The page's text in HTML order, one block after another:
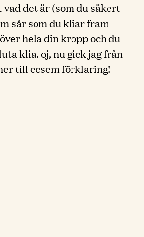
vad det är (som du säkert
sår som du kliar fram
hela din kropp och du
klia. oj, nu gick jag från
till ecsem förklaring!